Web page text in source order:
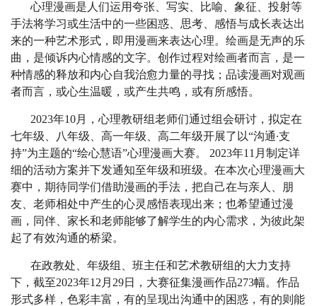
心理漫画是人们运用夸张、写实、比喻、象征、投射等
手法将学习或生活中的一些困惑、思考、感悟与成长表达出
来的一种艺术形式，即用漫画来表达心理。绘画是无声的乐
曲，是倾诉内心情感的文字。创作过程对绘画者而言，是一
种情感的释放和内心自我治愈力量的寻找；品读漫画对观画
者而言，或心生温暖，或产生共鸣，或有所感悟。
2023年10月，心理教研组老师们通过组会研讨，拟定在
七年级、八年级、高一年级、高二年级开展了以“沟通∙支
持”为主题的“绘心慧语”心理漫画大赛。 2023年11月制定详
细的活动方案并下发通知至年级和班级。在本次心理漫画大
赛中，期待同学们借助漫画的手法，把自己在与亲人、朋
友、老师相处中产生的心灵感悟表现出来；也希望通过漫
画，同伴、家长和老师能够了解学生的内心需求，为彼此架
起了有效沟通的桥梁。
在政教处、年级组、班主任和艺术教研组的大力支持
下，截至2023年12月29日，大赛征集漫画作品273幅。作品
形式多样，色彩丰富，有的呈现出沟通中的困惑，有的则能